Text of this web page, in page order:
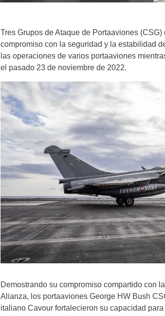
Tres Grupos de Ataque de Portaaviones
compromiso con la seguridad y la estabilidad
las operaciones de varios portaaviones
el pasado 23 de noviembre de 2022.
Demostrando su compromiso compartido con
Alianza, los portaaviones George HW Bush
italiano Cavour fortalecieron su capacidad